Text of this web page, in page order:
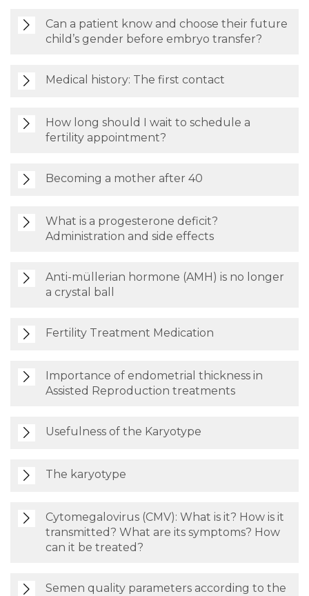
Can a patient know and choose their future
child’s gender before embryo transfer?
Medical history: The first contact
How long should I wait to schedule a
fertility appointment?
Becoming a mother after 40
What is a progesterone deficit?
Administration and side effects
Anti-müllerian hormone (AMH) is no longer
a crystal ball
Fertility Treatment Medication
Importance of endometrial thickness in
Assisted Reproduction treatments
Usefulness of the Karyotype
The karyotype
Cytomegalovirus (CMV): What is it? How is it
transmitted? What are its symptoms? How
can it be treated?
Semen quality parameters according to the